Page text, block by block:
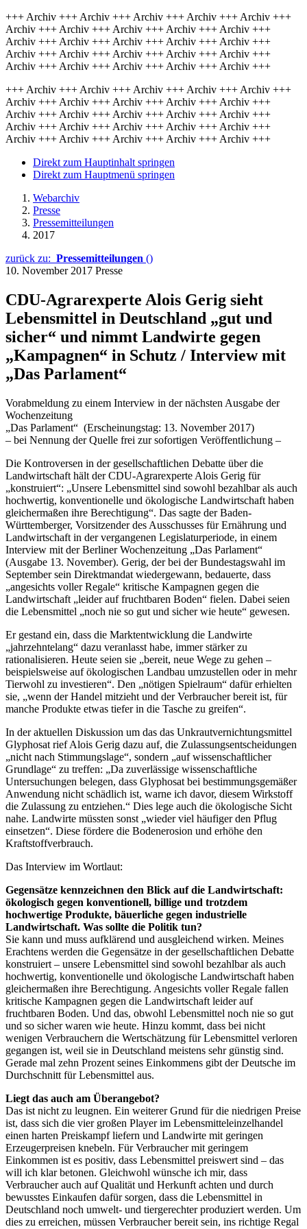
+++ Archiv +++ Archiv +++ Archiv +++ Archiv +++ Archiv +++
Archiv +++ Archiv +++ Archiv +++ Archiv +++ Archiv +++
Archiv +++ Archiv +++ Archiv +++ Archiv +++ Archiv +++
Archiv +++ Archiv +++ Archiv +++ Archiv +++ Archiv +++
Archiv +++ Archiv +++ Archiv +++ Archiv +++ Archiv +++
+++ Archiv +++ Archiv +++ Archiv +++ Archiv +++ Archiv +++
Archiv +++ Archiv +++ Archiv +++ Archiv +++ Archiv +++
Archiv +++ Archiv +++ Archiv +++ Archiv +++ Archiv +++
Archiv +++ Archiv +++ Archiv +++ Archiv +++ Archiv +++
Archiv +++ Archiv +++ Archiv +++ Archiv +++ Archiv +++
Direkt zum Hauptinhalt springen
Direkt zum Hauptmenü springen
Webarchiv
Presse
Pressemitteilungen
2017
zurück zu: Pressemitteilungen ()
10. November 2017 Presse
CDU-Agrarexperte Alois Gerig sieht
Lebensmittel in Deutschland „gut und
sicher“ und nimmt Landwirte gegen
„Kampagnen“ in Schutz / Interview mit
„Das Parlament“
Vorabmeldung zu einem Interview in der nächsten Ausgabe der
Wochenzeitung
„Das Parlament“ (Erscheinungstag: 13. November 2017)
– bei Nennung der Quelle frei zur sofortigen Veröffentlichung –
Die Kontroversen in der gesellschaftlichen Debatte über die
Landwirtschaft hält der CDU-Agrarexperte Alois Gerig für
„konstruiert“: „Unsere Lebensmittel sind sowohl bezahlbar als auch
hochwertig, konventionelle und ökologische Landwirtschaft haben
gleichermaßen ihre Berechtigung“. Das sagte der Baden-
Württemberger, Vorsitzender des Ausschusses für Ernährung und
Landwirtschaft in der vergangenen Legislaturperiode, in einem
Interview mit der Berliner Wochenzeitung „Das Parlament“
(Ausgabe 13. November). Gerig, der bei der Bundestagswahl im
September sein Direktmandat wiedergewann, bedauerte, dass
„angesichts voller Regale“ kritische Kampagnen gegen die
Landwirtschaft „leider auf fruchtbaren Boden“ fielen. Dabei seien
die Lebensmittel „noch nie so gut und sicher wie heute“ gewesen.
Er gestand ein, dass die Marktentwicklung die Landwirte
„jahrzehntelang“ dazu veranlasst habe, immer stärker zu
rationalisieren. Heute seien sie „bereit, neue Wege zu gehen –
beispielsweise auf ökologischen Landbau umzustellen oder in mehr
Tierwohl zu investieren“. Den „nötigen Spielraum“ dafür erhielten
sie, „wenn der Handel mitzieht und der Verbraucher bereit ist, für
manche Produkte etwas tiefer in die Tasche zu greifen“.
In der aktuellen Diskussion um das das Unkrautvernichtungsmittel
Glyphosat rief Alois Gerig dazu auf, die Zulassungsentscheidungen
„nicht nach Stimmungslage“, sondern „auf wissenschaftlicher
Grundlage“ zu treffen: „Da zuverlässige wissenschaftliche
Untersuchungen belegen, dass Glyphosat bei bestimmungsgemäßer
Anwendung nicht schädlich ist, warne ich davor, diesem Wirkstoff
die Zulassung zu entziehen.“ Dies lege auch die ökologische Sicht
nahe. Landwirte müssten sonst „wieder viel häufiger den Pflug
einsetzen“. Diese fördere die Bodenerosion und erhöhe den
Kraftstoffverbrauch.
Das Interview im Wortlaut:
Gegensätze kennzeichnen den Blick auf die Landwirtschaft:
ökologisch gegen konventionell, billige und trotzdem
hochwertige Produkte, bäuerliche gegen industrielle
Landwirtschaft. Was sollte die Politik tun?
Sie kann und muss aufklärend und ausgleichend wirken. Meines
Erachtens werden die Gegensätze in der gesellschaftlichen Debatte
konstruiert – unsere Lebensmittel sind sowohl bezahlbar als auch
hochwertig, konventionelle und ökologische Landwirtschaft haben
gleichermaßen ihre Berechtigung. Angesichts voller Regale fallen
kritische Kampagnen gegen die Landwirtschaft leider auf
fruchtbaren Boden. Und das, obwohl Lebensmittel noch nie so gut
und so sicher waren wie heute. Hinzu kommt, dass bei nicht
wenigen Verbrauchern die Wertschätzung für Lebensmittel verloren
gegangen ist, weil sie in Deutschland meistens sehr günstig sind.
Gerade mal zehn Prozent seines Einkommens gibt der Deutsche im
Durchschnitt für Lebensmittel aus.
Liegt das auch am Überangebot?
Das ist nicht zu leugnen. Ein weiterer Grund für die niedrigen Preise
ist, dass sich die vier großen Player im Lebensmitteleinzelhandel
einen harten Preiskampf liefern und Landwirte mit geringen
Erzeugerpreisen knebeln. Für Verbraucher mit geringem
Einkommen ist es positiv, dass Lebensmittel preiswert sind – das
will ich klar betonen. Gleichwohl wünsche ich mir, dass
Verbraucher auch auf Qualität und Herkunft achten und durch
bewusstes Einkaufen dafür sorgen, dass die Lebensmittel in
Deutschland noch umwelt- und tiergerechter produziert werden. Um
dies zu erreichen, müssen Verbraucher bereit sein, ins richtige Regal